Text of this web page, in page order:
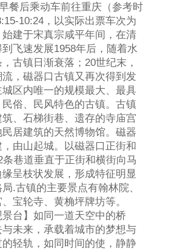
餐后乘动车前往重庆（参考时
10:24，以实际出票车次为
建于宋真宗咸平年间，在清
飞速发展1958年后，随着水
古镇日渐衰落；20世纪末，
，磁器口古镇又再次得到发
区内唯一的规模最大、最具
民俗、民风特色的古镇。古镇
、石梯街巷、遗存的寺庙宫
居建筑的天然博物馆。磁器
由山起城。以磁器口正街和
巷道垂直于正街和横街向马
呈枝状发展，形成特征明显
.古镇的主要景点有翰林院、
宝轮寺、黄桷坪牌坊等。
景台】如同一道天空中的桥
未来，承载着城市的梦想与
轻轨，如同时间的使，静静